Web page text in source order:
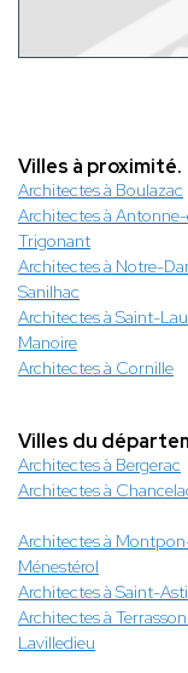
Villes à proximité.
Architectes à Boulazac
Architectes à
Trigonant
Architectes à Notre-
Sanilhac
Architectes à Saint-
Manoire
Architectes à Cornille
Villes du
Architectes à Bergerac
Architectes à
Architectes à
Ménestérol
Architectes à Saint-
Architectes à
Lavilledieu